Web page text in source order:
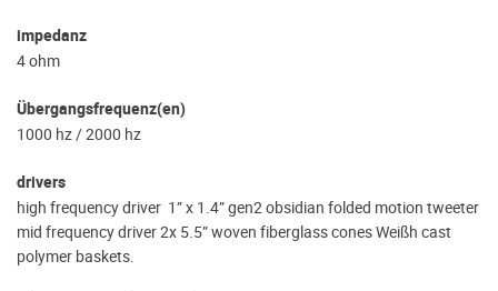
impedanz
4 ohm
Übergangsfrequenz(en)
1000 hz / 2000 hz
drivers
high frequency driver 1” x 1.4” gen2 obsidian folded motion tweeter
mid frequency driver 2x 5.5” woven fiberglass cones Weißh cast
polymer baskets.